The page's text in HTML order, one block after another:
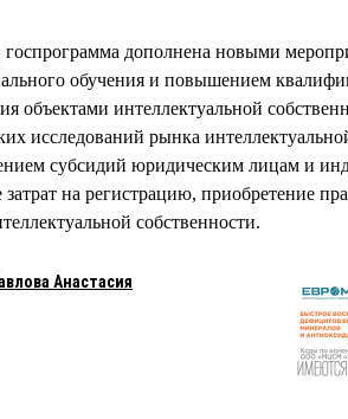
госпрограмма дополнена новыми
обучения и повышением
объектами интеллектуальной
исследований рынка
субсидий юридическим лицам и
на регистрацию, приобретение
собственности.
Анастасия